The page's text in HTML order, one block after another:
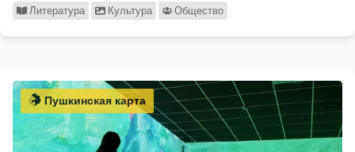
Литература Культура Общество
Пушкинская карта